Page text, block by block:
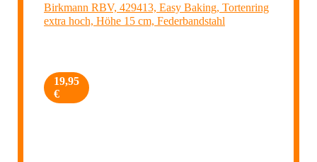
Birkmann RBV, 429413, Easy Baking, Tortenring
extra hoch, Höhe 15 cm, Federbandstahl
19,95
€